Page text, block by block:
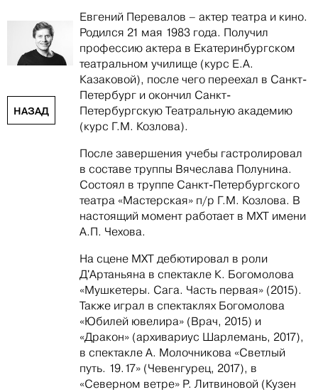
НАЗАД
Евгений Перевалов – актер театра и кино.
Родился 21 мая 1983 года. Получил
профессию актера в Екатеринбургском
театральном училище (курс Е.А.
Казаковой), после чего переехал в Санкт-
Петербург и окончил Санкт-
Петербургскую Театральную академию
(курс Г.М. Козлова).
После завершения учебы гастролировал
в составе труппы Вячеслава Полунина.
Состоял в труппе Санкт-Петербургского
театра «Мастерская» п/р Г.М. Козлова. В
настоящий момент работает в МХТ имени
А.П. Чехова.
На сцене МХТ дебютировал в роли
Д'Артаньяна в спектакле К. Богомолова
«Мушкетеры. Сага. Часть первая» (2015).
Также играл в спектаклях Богомолова
«Юбилей ювелира» (Врач, 2015) и
«Дракон» (архивариус Шарлемань, 2017),
в спектакле А. Молочникова «Светлый
путь. 19.17» (Чевенгурец, 2017), в
«Северном ветре» Р. Литвиновой (Кузен